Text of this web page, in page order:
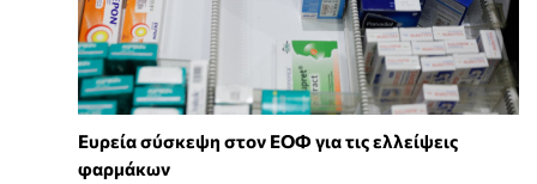
Ευρεία σύσκεψη στον ΕΟΦ για τις ελλείψεις
φαρμάκων